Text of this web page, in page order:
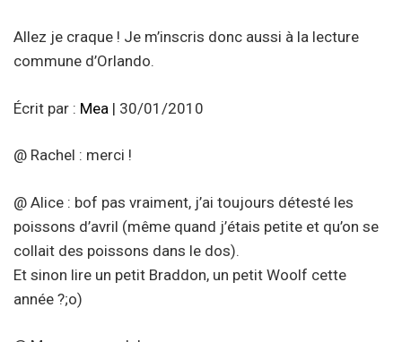
Allez je craque ! Je m’inscris donc aussi à la lecture
commune d’Orlando.
Écrit par : Mea | 30/01/2010
@ Rachel : merci !
@ Alice : bof pas vraiment, j’ai toujours détesté les
poissons d’avril (même quand j’étais petite et qu’on se
collait des poissons dans le dos).
Et sinon lire un petit Braddon, un petit Woolf cette
année ?;o)